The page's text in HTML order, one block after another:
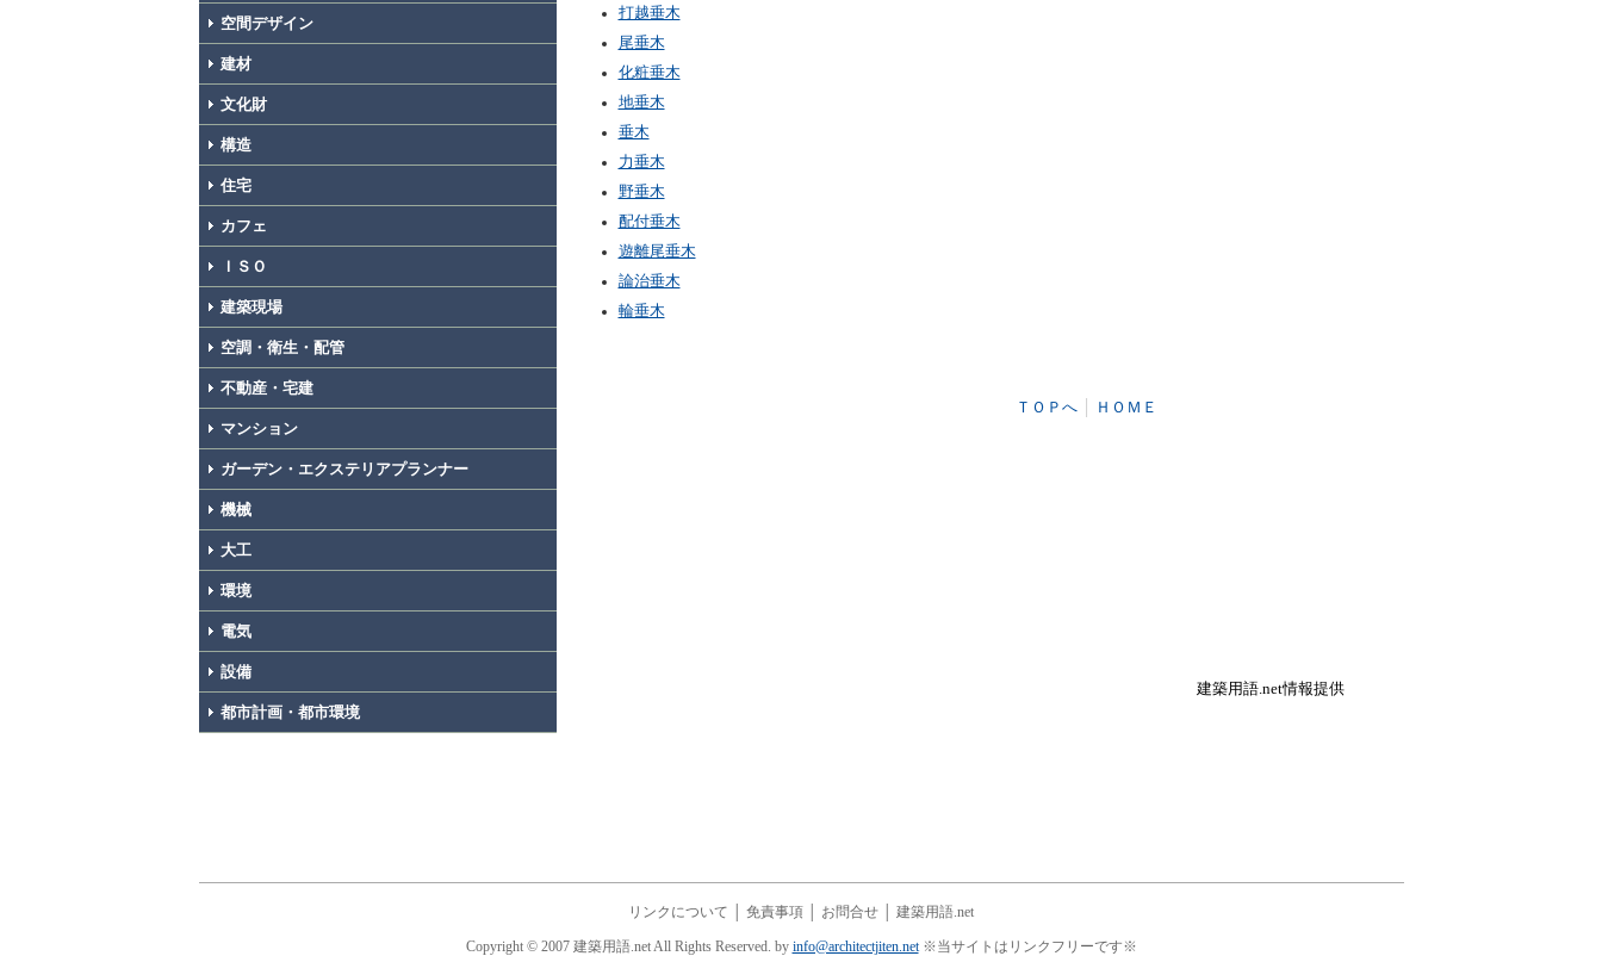
空間デザイン
建材
文化財
構造
住宅
カフェ
ＩＳＯ
建築現場
空調・衛生・配管
不動産・宅建
マンション
ガーデン・エクステリアプランナー
機械
大工
環境
電気
設備
都市計画・都市環境
打越垂木
尾垂木
化粧垂木
地垂木
垂木
力垂木
野垂木
配付垂木
遊離尾垂木
論治垂木
輪垂木
ＴＯＰへ│ ＨＯＭＥ
建築用語.net情報提供
リンクについて 免責事項 お問合せ 建築用語.net
Copyright © 2007 建築用語.net All Rights Reserved. by info@architectjiten.net※当サイトはリンクフリーです※